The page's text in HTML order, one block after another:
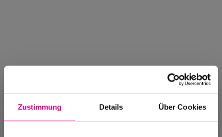
Zustimmung Details Über Cookies